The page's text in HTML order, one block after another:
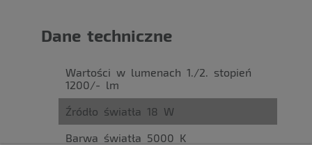
Dane techniczne
Wartości w lumenach 1./2. stopień
1200/- lm
Źródło światła 18 W
Barwa światła 5000 K